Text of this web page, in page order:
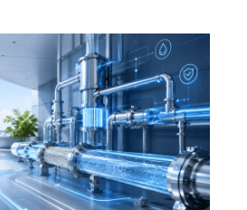
Hinweise! Das
trocken ausgeliefert und
Das System muss
Liter Reinstwasser
bevor es zur
verwendet